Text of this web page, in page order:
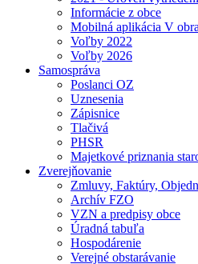
Informácie z obce
Mobilná aplikácia V
Voľby 2022
Voľby 2026
Samospráva
Poslanci OZ
Uznesenia
Zápisnice
Tlačivá
PHSR
Majetkové priznania
Zverejňovanie
Zmluvy, Faktúry,
Archív FZO
VZN a predpisy obce
Úradná tabuľa
Hospodárenie
Verejné obstarávanie